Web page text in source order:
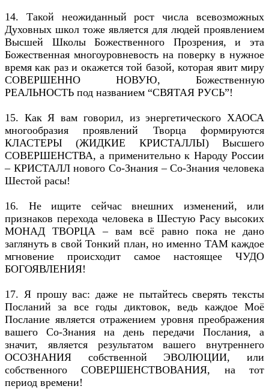
14. Такой неожиданный рост числа всевозможных
Духовных школ тоже является для людей проявлением
Высшей Школы Божественного Прозрения, и эта
Божественная многоуровневость на поверку в нужное
время как раз и окажется той базой, которая явит миру
СОВЕРШЕННО НОВУЮ, Божественную
РЕАЛЬНОСТЬ под названием “СВЯТАЯ РУСЬ”!
15. Как Я вам говорил, из энергетического ХАОСА
многообразия проявлений Творца формируются
КЛАСТЕРЫ (ЖИДКИЕ КРИСТАЛЛЫ) Высшего
СОВЕРШЕНСТВА, а применительно к Народу России
– КРИСТАЛЛ нового Со-Знания – Со-Знания человека
Шестой расы!
16. Не ищите сейчас внешних изменений, или
признаков перехода человека в Шестую Расу высоких
МОНАД ТВОРЦА – вам всё равно пока не дано
заглянуть в свой Тонкий план, но именно ТАМ каждое
мгновение происходит самое настоящее ЧУДО
БОГОЯВЛЕНИЯ!
17. Я прошу вас: даже не пытайтесь сверять тексты
Посланий за все годы диктовок, ведь каждое Моё
Послание является отражением уровня преображения
вашего Со-Знания на день передачи Послания, а
значит, является результатом вашего внутреннего
ОСОЗНАНИЯ собственной ЭВОЛЮЦИИ, или
собственного СОВЕРШЕНСТВОВАНИЯ, на тот
период времени!